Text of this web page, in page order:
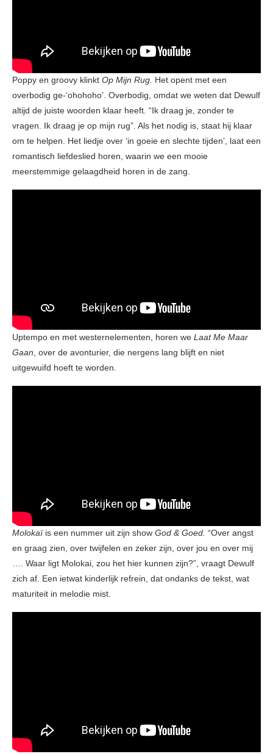
Poppy en groovy klinkt Op Mijn Rug. Het opent met een
overbodig ge-‘ohohoho’. Overbodig, omdat we weten dat Dewulf
altijd de juiste woorden klaar heeft. “Ik draag je, zonder te
vragen. Ik draag je op mijn rug”. Als het nodig is, staat hij klaar
om te helpen. Het liedje over ‘in goeie en slechte tijden’, laat een
romantisch liefdeslied horen, waarin we een mooie
meerstemmige gelaagdheid horen in de zang.
Uptempo en met westernelementen, horen we Laat Me Maar
Gaan , over de avonturier, die nergens lang blijft en niet
uitgewuifd hoeft te worden.
Molokaïis een nummer uit zijn show God & Goed. “Over angst
en graag zien, over twijfelen en zeker zijn, over jou en over mij
…. Waar ligt Molokai, zou het hier kunnen zijn?”, vraagt Dewulf
zich af. Een ietwat kinderlijk refrein, dat ondanks de tekst, wat
maturiteit in melodie mist.